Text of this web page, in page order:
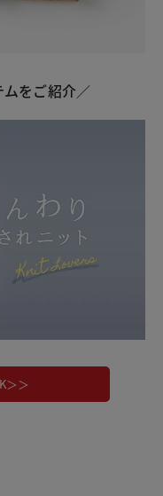
をご紹介／
＞＞